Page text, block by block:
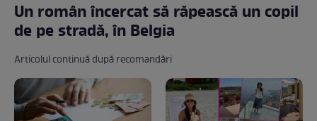
Un român încercat să răpească un copil
de pe stradă, în Belgia
Articolul continuă după recomandări